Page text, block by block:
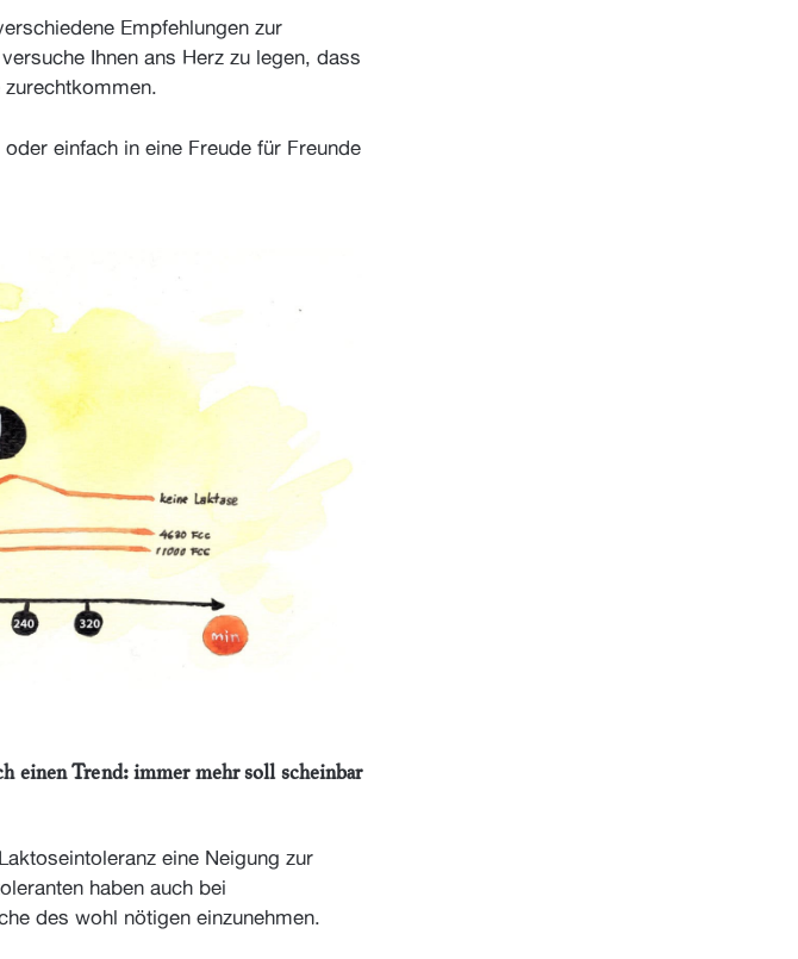
Empfehlungen zur
Ihnen ans Herz zu legen, dass
einfach in eine Freude für Freunde
einen Trend: immer mehr soll scheinbar
eine Neigung zur
haben auch bei
des wohl nötigen einzunehmen.